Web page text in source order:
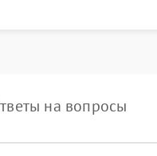
на вопросы